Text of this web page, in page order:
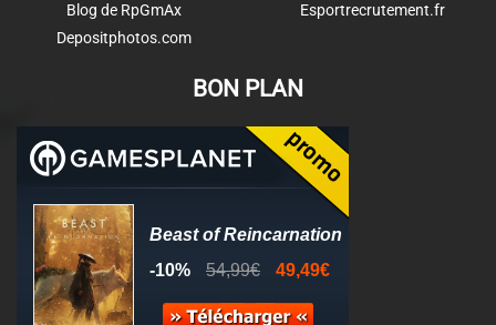
Blog de RpGmAx
Depositphotos.com
Esportrecrutement.fr
BON PLAN